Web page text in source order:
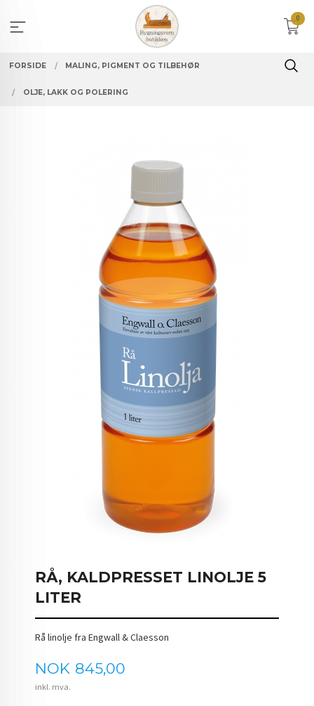
innholdet
0
FORSIDE MALING, PIGMENT OG TILBEHØR
OLJE, LAKK OG POLERING
RÅ, KALDPRESSET LINOLJE 5
LITER
Rå linolje fra Engwall & Claesson
Pris
NOK 845,00
inkl. mva.